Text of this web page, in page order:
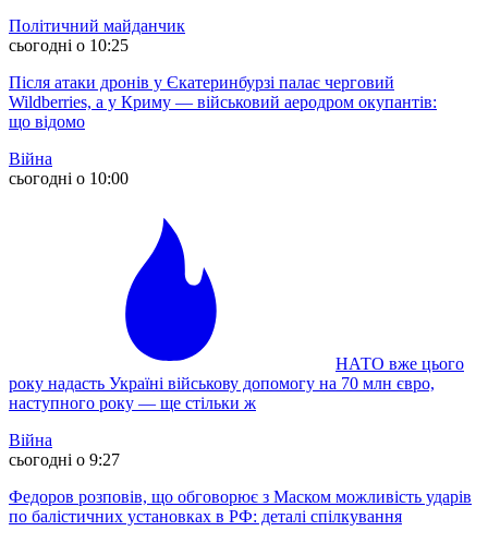
Політичний майданчик
сьогодні о 10:25
Після атаки дронів у Єкатеринбурзі палає черговий
Wildberries, а у Криму — військовий аеродром окупантів:
що відомо
Війна
сьогодні о 10:00
НАТО вже цього
року надасть Україні військову допомогу на 70 млн євро,
наступного року — ще стільки ж
Війна
сьогодні о 9:27
Федоров розповів, що обговорює з Маском можливість ударів
по балістичних установках в РФ: деталі спілкування